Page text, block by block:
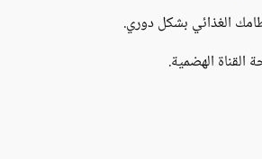
الغذائي بشكل دوري.
القناة الهضمية.